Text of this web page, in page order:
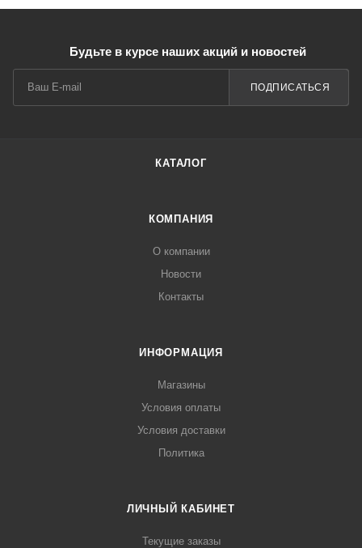
Будьте в курсе наших акций и новостей
ПОДПИСАТЬСЯ
КАТАЛОГ
КОМПАНИЯ
О компании
Новости
Контакты
ИНФОРМАЦИЯ
Магазины
Условия оплаты
Условия доставки
Политика
ЛИЧНЫЙ КАБИНЕТ
Текущие заказы